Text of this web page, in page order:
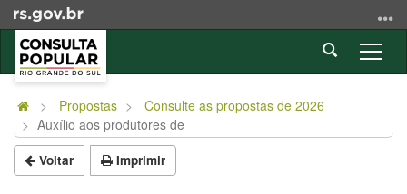
para
conteúdo
para
menu
a
Abrir
a
Início
conteúdo
Propostas
Consulte as propostas de 2026
Auxílio aos produtores de
Voltar Imprimir